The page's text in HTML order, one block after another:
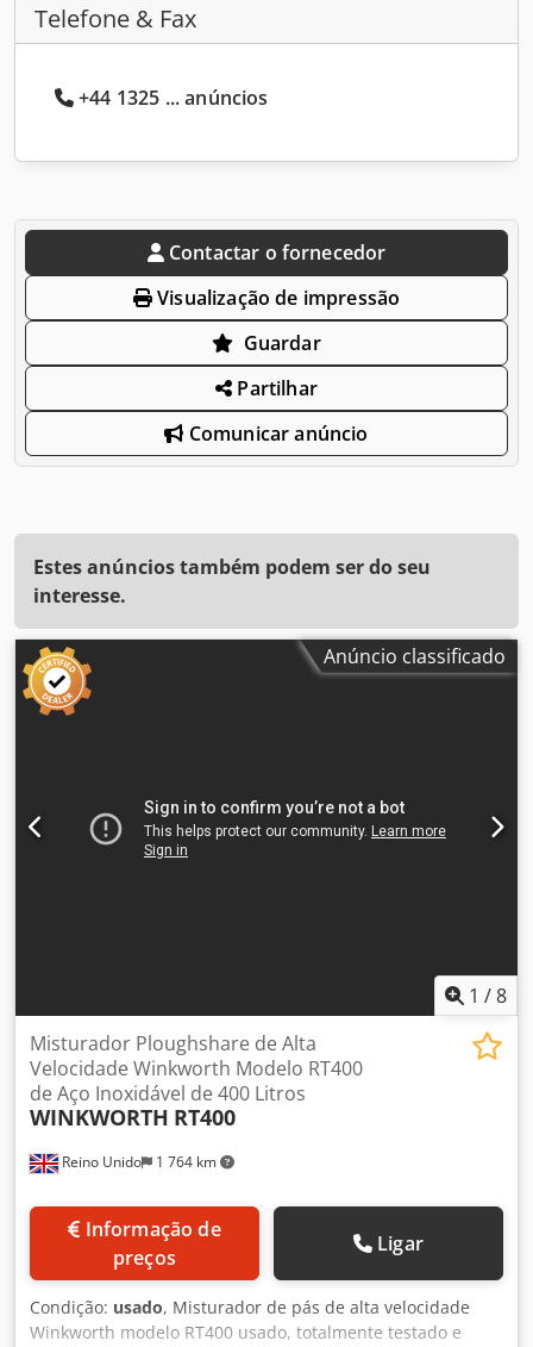
Telefone & Fax
+44 1325 ... anúncios
Contactar o fornecedor
Visualização de impressão
Guardar
Partilhar
Comunicar anúncio
Estes anúncios também podem ser do seu
interesse.
Anúncio classificado
1 /8
Reino Unido 1 764 km
Misturador Ploughshare de Alta
Velocidade Winkworth Modelo RT400
de Aço Inoxidável de 400 Litros
WINKWORTH RT400
preços
Ligar
Condição: usado, Misturador de pás de alta velocidade
Winkworth modelo RT400 usado, totalmente testado e